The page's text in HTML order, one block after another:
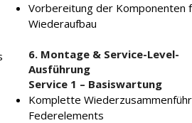
Vorbereitung der Komponenten
Wiederaufbau
6. Montage & Service-Level-
Ausführung
Service 1 – Basiswartung
Komplette
Federelements